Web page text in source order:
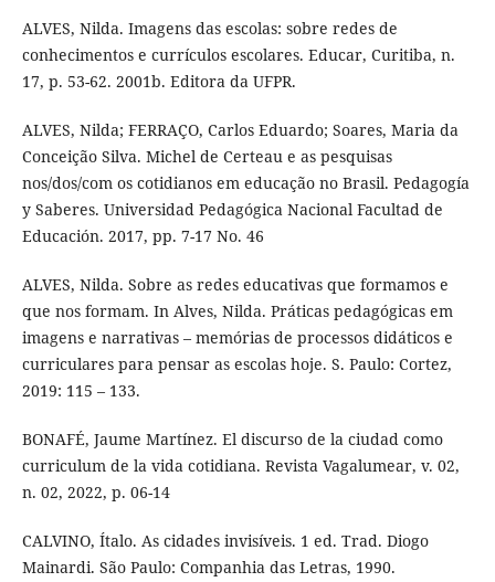
ALVES, Nilda. Imagens das escolas: sobre redes de
conhecimentos e currículos escolares. Educar, Curitiba, n.
17, p. 53-62. 2001b. Editora da UFPR.
ALVES, Nilda; FERRAÇO, Carlos Eduardo; Soares, Maria da
Conceição Silva. Michel de Certeau e as pesquisas
nos/dos/com os cotidianos em educação no Brasil. Pedagogía
y Saberes. Universidad Pedagógica Nacional Facultad de
Educación. 2017, pp. 7-17 No. 46
ALVES, Nilda. Sobre as redes educativas que formamos e
que nos formam. In Alves, Nilda. Práticas pedagógicas em
imagens e narrativas – memórias de processos didáticos e
curriculares para pensar as escolas hoje. S. Paulo: Cortez,
2019: 115 – 133.
BONAFÉ, Jaume Martínez. El discurso de la ciudad como
curriculum de la vida cotidiana. Revista Vagalumear, v. 02,
n. 02, 2022, p. 06-14
CALVINO, Ítalo. As cidades invisíveis. 1 ed. Trad. Diogo
Mainardi. São Paulo: Companhia das Letras, 1990.